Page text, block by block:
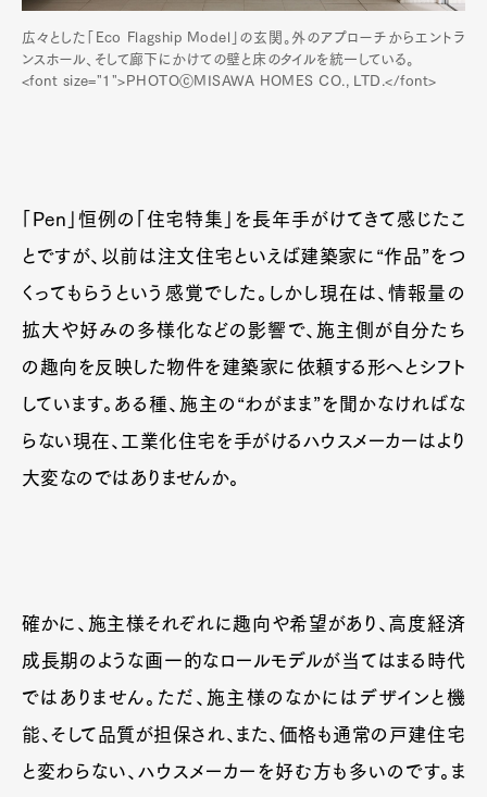
広々とした「Eco Flagship Model」の玄関。外のアプローチからエントラ
ンスホール、そして廊下にかけての壁と床のタイルを統一している。
<font size="1">PHOTOⓒMISAWA HOMES CO., LTD.</font>
「Pen」恒例の「住宅特集」を長年手がけてきて感じたこ
とですが、以前は注文住宅といえば建築家に“作品”をつ
くってもらうという感覚でした。しかし現在は、情報量の
拡大や好みの多様化などの影響で、施主側が自分たち
の趣向を反映した物件を建築家に依頼する形へとシフト
しています。ある種、施主の“わがまま”を聞かなければな
らない現在、工業化住宅を手がけるハウスメーカーはより
大変なのではありませんか。
確かに、施主様それぞれに趣向や希望があり、高度経済
成長期のような画一的なロールモデルが当てはまる時代
ではありません。ただ、施主様のなかにはデザインと機
能、そして品質が担保され、また、価格も通常の戸建住宅
と変わらない、ハウスメーカーを好む方も多いのです。ま